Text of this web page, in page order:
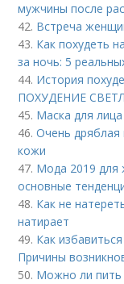
мужчины после
42. Встреча
43. Как похудеть
за ночь: 5
44. История
ПОХУДЕНИЕ
45. Маска для
46.Очень
кожи
47. Мода 2019
основные
48. Как не
натирает
49. Как
Причины
50. Можно ли пить